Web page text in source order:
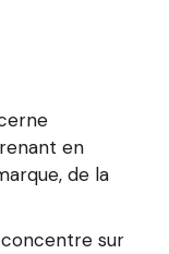
en
de la
sur